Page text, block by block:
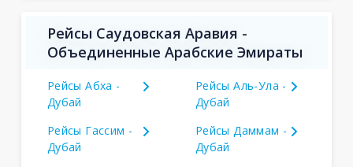
Рейсы Саудовская Аравия -
Объединенные Арабские Эмираты
Рейсы Абха -
Дубай
Рейсы Аль-Ула -
Дубай
Рейсы Гассим -
Дубай
Рейсы Даммам -
Дубай